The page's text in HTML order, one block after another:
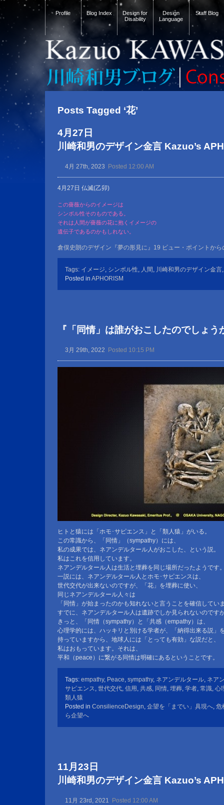
Profile Blog Index
Design for
Disability
Design
Language
Staff Blog
Posts Tagged ‘花’
4月27日
川崎和男のデザイン金言 Kazuo’s
4月 27th, 2023 Posted 12:00 AM
4月27日 仏滅(乙卯)
この薔薇からのイメージは
シンボル性そのものである。
それは人間が薔薇の花に抱くイメージの
遺伝子であるのかもしれない。
倉俣史朗のデザイン『夢の形見に』19 ビュー・ポイントか
Tags: イメージ, シンボル性, 人間 , 川崎和男のデザイン金言
Posted in APHORISM
『「同情」は誰がおこしたのでしょう
3月 29th, 2022 Posted 10:15 PM
ヒトと猿には「ホモ･サピエンス」と「類人猿」がいる。
この常識から、「同情」（sympathy）には、
私の成果では、ネアンデルタール人がおこした、という説。
私はこれを信用しています。
ネアンデルタール人は生活と埋葬を同じ場所だったようです
一説には、ネアンデルタール人とホモ･サピエンスは、
世代交代が出来ないのですが、「花」を埋葬に使い、
同じネアンデルタール人々は
「同情」が始まったのかも知れないと言うことを確信してい
すでに、ネアンデルタール人は遺跡でしか見られないのです
きっと、「同情（sympathy）と「共感（empathy）は、
心理学的には、ハッキリと別ける学者が、「納得出来る説」
持っていますから、地球人には「とっても有効」な説だと、
私はおもっています。それは、
平和（peace）に繋がる同情は明確にあるということです。
Tags: empathy, Peace, sympathy, ネアンデルタール, ネア
サピエンス, 世代交代, 信用 , 共感, 同情, 埋葬, 学者, 常識, 心
類人猿
Posted in ConsilienceDesign, 企望を「までい」具現へ, 危
ら企望へ
11月23日
川崎和男のデザイン金言 Kazuo’s
11月 23rd, 2021 Posted 12:00 AM